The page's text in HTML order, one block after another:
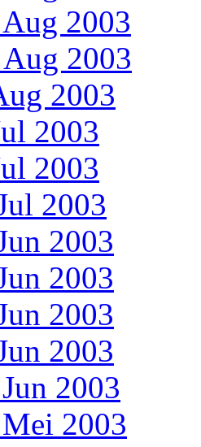
2003
2003
2003
2003
2003
2003
2003
2003
2003
2003
2003
2003